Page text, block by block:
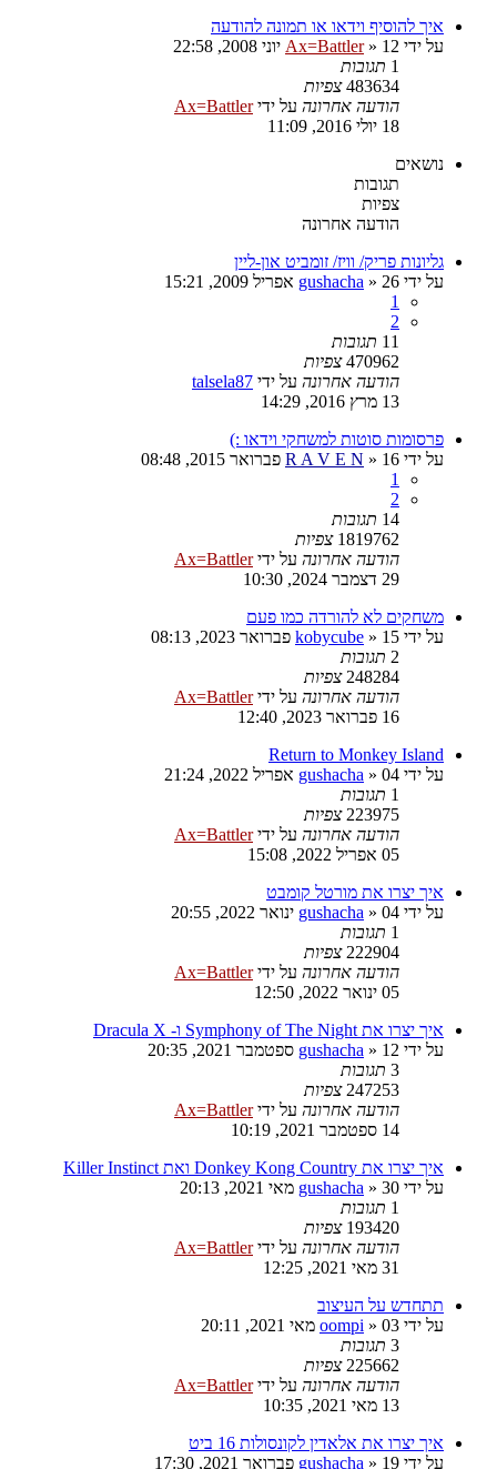
איך להוסיף וידאו או תמונה להודעה
על ידי
Ax=Battler» 12 יוני 2008, 22:58
1 תגובות
483634 צפיות
הודעה אחרונה על ידיAx=Battler
18 יולי 2016, 11:09
נושאים
תגובות
צפיות
הודעה אחרונה
גליונות פריק/ וויז/ זומביט און-ליין
על ידי
gushacha » 26 אפריל 2009, 15:21
1
2
11 תגובות
470962 צפיות
הודעה אחרונה על ידי talsela87
13 מרץ 2016, 14:29
פרסומות סוטות למשחקי וידאו :)
על ידי
R A V E N » 16 פברואר 2015, 08:48
1
2
14 תגובות
1819762 צפיות
הודעה אחרונה על ידיAx=Battler
29 דצמבר 2024, 10:30
משחקים לא להורדה כמו פעם
על ידי
kobycube » 15 פברואר 2023, 08:13
2 תגובות
248284 צפיות
הודעה אחרונה על ידיAx=Battler
16 פברואר 2023, 12:40
Return to Monkey Island
על ידי
gushacha » 04 אפריל 2022, 21:24
1 תגובות
223975 צפיות
הודעה אחרונה על ידיAx=Battler
05 אפריל 2022, 15:08
איך יצרו את מורטל קומבט
על ידי
gushacha » 04 ינואר 2022, 20:55
1 תגובות
222904 צפיות
הודעה אחרונה על ידיAx=Battler
05 ינואר 2022, 12:50
איך יצרו את Symphony of The Night ו- Dracula X
על ידי
gushacha » 12 ספטמבר 2021, 20:35
3 תגובות
247253 צפיות
הודעה אחרונה על ידיAx=Battler
14 ספטמבר 2021, 10:19
איך יצרו את Donkey Kong Country ואת Killer Instinct
על ידי
gushacha » 30 מאי 2021, 20:13
1 תגובות
193420 צפיות
הודעה אחרונה על ידיAx=Battler
31 מאי 2021, 12:25
תתחדש על העיצוב
על ידי
oompi » 03 מאי 2021, 20:11
3 תגובות
225662 צפיות
הודעה אחרונה על ידיAx=Battler
13 מאי 2021, 10:35
איך יצרו את אלאדין לקונסולות 16 ביט
על ידי
gushacha » 19 פברואר 2021, 17:30